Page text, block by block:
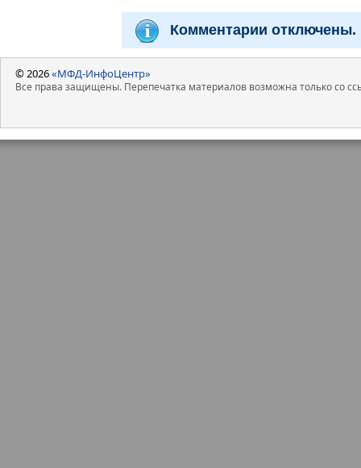
Комментарии отключены.
© 2026«МФД-ИнфоЦентр»
Все права защищены. Перепечатка материалов возможна только со